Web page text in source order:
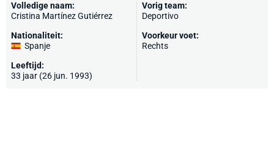
Volledige naam:
Cristina Martínez Gutiérrez
Nationaliteit:
Spanje
Leeftijd:
33 jaar (26 jun. 1993)
Vorig team:
Deportivo
Voorkeur voet:
Rechts